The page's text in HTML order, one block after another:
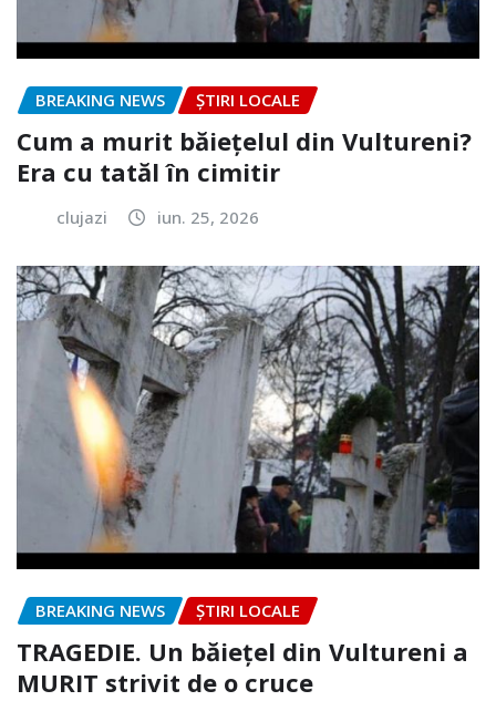
BREAKING NEWS ȘTIRI LOCALE
Cum a murit băiețelul din Vultureni?
Era cu tatăl în cimitir
clujazi iun. 25, 2026
BREAKING NEWS ȘTIRI LOCALE
TRAGEDIE. Un băiețel din Vultureni a
MURIT strivit de o cruce